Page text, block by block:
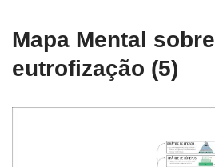
Mapa Mental sobre
eutrofização (5)